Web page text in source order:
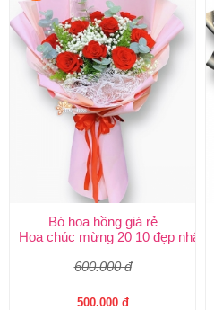
Bó hoa hồng giá rẻ
Hoa chúc mừng 20 10 đẹp nhất
600.000 đ
500.000 đ